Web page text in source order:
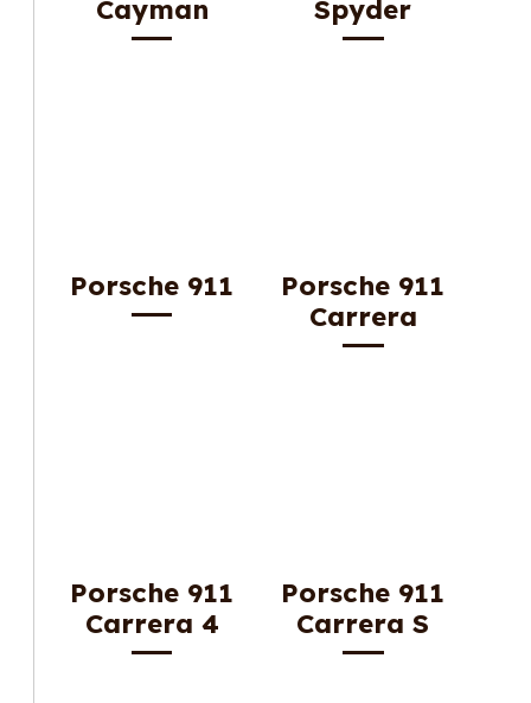
Cayman Spyder
Porsche 911
Porsche 911
Carrera
Porsche 911
Carrera 4
Porsche 911
Carrera S